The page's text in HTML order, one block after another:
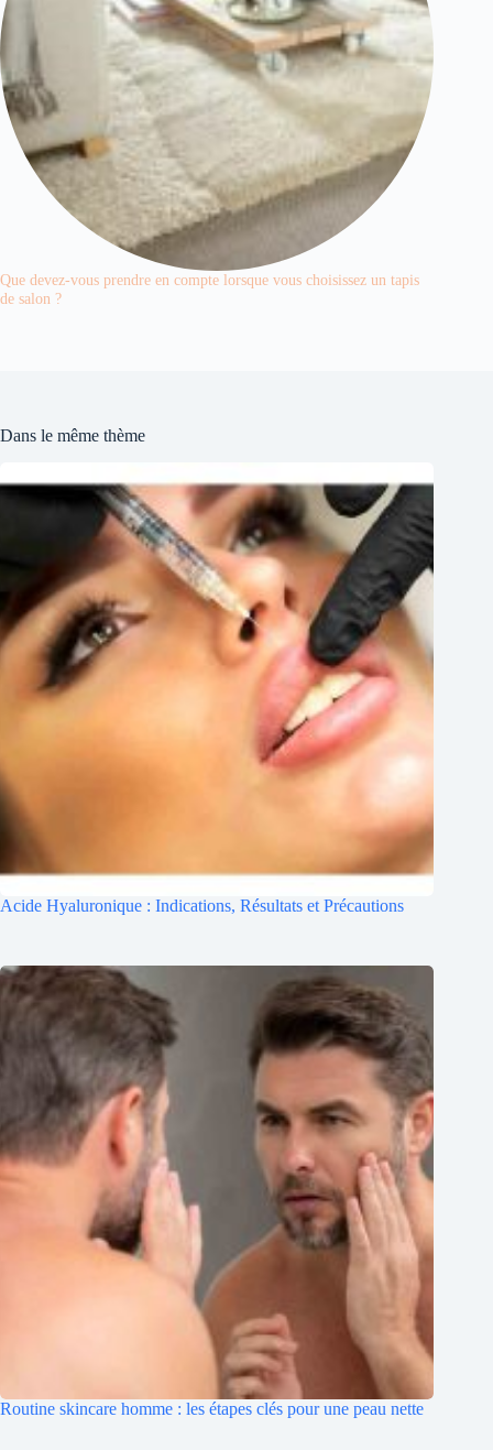
Que devez-vous prendre en compte lorsque vous choisissez un tapis
de salon ?
Dans le même thème
Acide Hyaluronique : Indications, Résultats et Précautions
Routine skincare homme : les étapes clés pour une peau nette